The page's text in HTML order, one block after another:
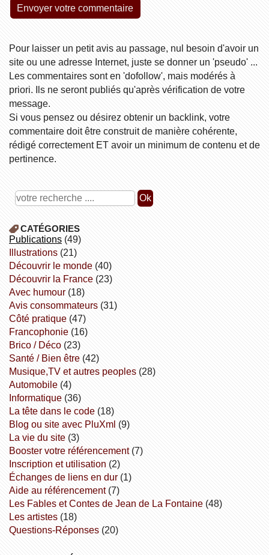
Pour laisser un petit avis au passage, nul besoin d'avoir un
site ou une adresse Internet, juste se donner un 'pseudo' ...
Les commentaires sont en 'dofollow', mais modérés à
priori. Ils ne seront publiés qu'après vérification de votre
message.
Si vous pensez ou désirez obtenir un backlink, votre
commentaire doit être construit de manière cohérente,
rédigé correctement ET avoir un minimum de contenu et de
pertinence.
CATÉGORIES
publications(49)
illustrations(21)
découvrir le monde(40)
découvrir la France(23)
avec humour(18)
avis consommateurs(31)
côté pratique(47)
Francophonie(16)
Brico / Déco(23)
Santé / Bien être(42)
Musique,TV et autres peoples(28)
Automobile(4)
informatique(36)
la tête dans le code(18)
Blog ou site avec PluXml (9)
la vie du site(3)
booster votre référencement(7)
inscription et utilisation (2)
échanges de liens en dur(1)
aide au référencement(7)
Les Fables et Contes de Jean de La Fontaine(48)
Les artistes(18)
Questions-Réponses(20)